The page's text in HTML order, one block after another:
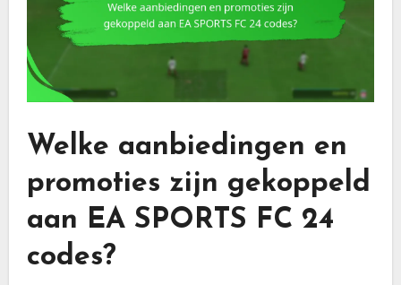
Welke aanbiedingen en
promoties zijn gekoppeld
aan EA SPORTS FC 24
codes?